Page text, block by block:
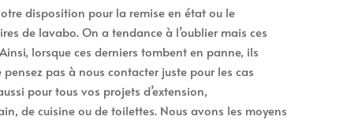
disposition pour la remise en état ou le
de lavabo. On a tendance à l’oublier mais ces
lorsque ces derniers tombent en panne, ils
pas à nous contacter juste pour les cas
pour tous vos projets d’extension,
de cuisine ou de toilettes. Nous avons les moyens